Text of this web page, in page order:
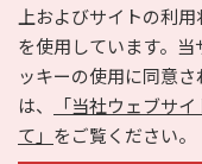
上およびサイトの利
を使用しています。
ッキーの使用に同意
は、
「当社ウェブサ
て」 をご覧ください。
e-NAVITA（イーナビ
利用規約
個人
サイトマップ